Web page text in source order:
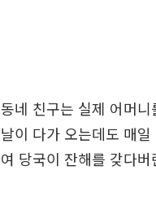
동네 친구는 실제 어머
날이 다가 오는데도 매
여 당국이 잔해를 갖다